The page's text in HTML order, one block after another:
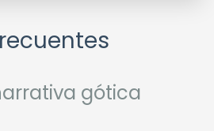
gótica